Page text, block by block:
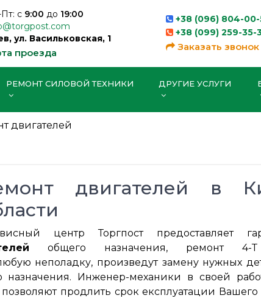
с 9:00 до 19:00
ул. Васильковская, 1
проезда
+38 (096) 804-
+38 (099) 259-35-
Заказать звонок
РЕМОНТ СИЛОВОЙ ТЕХНИКИ ДРУГИЕ УСЛУГИ
двигателей
двигателей в
центр Торгпост предоставляет
общего назначения, ремонт 4-Т
неполадку, произведут замену нужных
назначения. Инженер-механики в своей
продлить срок експлуатации Вашего